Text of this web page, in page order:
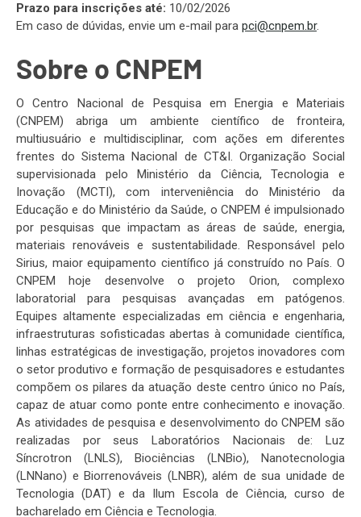
Prazo para inscrições até: 10/02/2026
Em caso de dúvidas, envie um e-mail para pci@cnpem.br.
Sobre o CNPEM
O Centro Nacional de Pesquisa em Energia e Materiais
(CNPEM) abriga um ambiente científico de fronteira,
multiusuário e multidisciplinar, com ações em diferentes
frentes do Sistema Nacional de CT&I. Organização Social
supervisionada pelo Ministério da Ciência, Tecnologia e
Inovação (MCTI), com interveniência do Ministério da
Educação e do Ministério da Saúde, o CNPEM é impulsionado
por pesquisas que impactam as áreas de saúde, energia,
materiais renováveis e sustentabilidade. Responsável pelo
Sirius, maior equipamento científico já construído no País. O
CNPEM hoje desenvolve o projeto Orion, complexo
laboratorial para pesquisas avançadas em patógenos.
Equipes altamente especializadas em ciência e engenharia,
infraestruturas sofisticadas abertas à comunidade científica,
linhas estratégicas de investigação, projetos inovadores com
o setor produtivo e formação de pesquisadores e estudantes
compõem os pilares da atuação deste centro único no País,
capaz de atuar como ponte entre conhecimento e inovação.
As atividades de pesquisa e desenvolvimento do CNPEM são
realizadas por seus Laboratórios Nacionais de: Luz
Síncrotron (LNLS), Biociências (LNBio), Nanotecnologia
(LNNano) e Biorrenováveis (LNBR), além de sua unidade de
Tecnologia (DAT) e da Ilum Escola de Ciência, curso de
bacharelado em Ciência e Tecnologia.